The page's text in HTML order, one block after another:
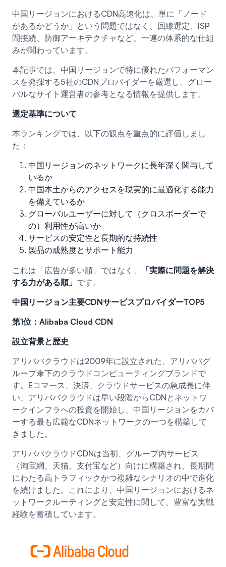
中国リージョンにおけるCDN高速化は、単に「ノード
があるかどうか」という問題ではなく、回線選定、ISP
間接続、防御アーキテクチャなど、一連の体系的な仕組
みが関わっています。
本記事では、中国リージョンで特に優れたパフォーマン
スを発揮する5社のCDNプロバイダーを厳選し、グロー
バルなサイト運営者の参考となる情報を提供します。
選定基準について
本ランキングでは、以下の観点を重点的に評価しまし
た：
中国リージョンのネットワークに長年深く関与して
いるか
中国本土からのアクセスを現実的に最適化する能力
を備えているか
グローバルユーザーに対して（クロスボーダーで
の）利用性が高いか
サービスの安定性と長期的な持続性
製品の成熟度とサポート能力
これは「広告が多い順」ではなく、
「実際に問題を解決
する力がある順」 です。
中国リージョン主要CDNサービスプロバイダーTOP5
第1位：Alibaba Cloud CDN
設立背景と歴史
アリババクラウドは2009年に設立された、アリババグ
ループ傘下のクラウドコンピューティングブランドで
す。Eコマース、決済、クラウドサービスの急成長に伴
い、アリババクラウドは早い段階からCDNとネットワ
ークインフラへの投資を開始し、中国リージョンをカバ
ーする最も広範なCDNネットワークの一つを構築して
きました。
アリババクラウドCDNは当初、グループ内サービス
（淘宝網、天猫、支付宝など）向けに構築され、長期間
にわたる高トラフィックかつ複雑なシナリオの中で進化
を続けました。これにより、中国リージョンにおけるネ
ットワークルーティングと安定性に関して、豊富な実戦
経験を蓄積しています。